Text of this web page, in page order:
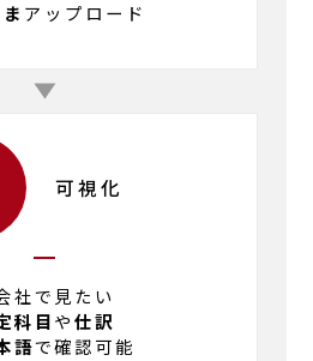
アップロード
可視化
社で見たい
科目や仕訳
語で確認可能